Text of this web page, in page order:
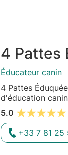
4 Pattes
Éducateur canin
4 Pattes
d'éducation
5.0
+33 7 81 25